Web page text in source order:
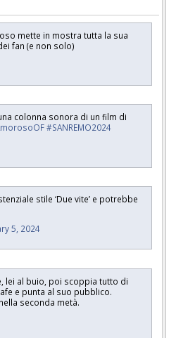
mette in mostra tutta la sua
fan (e non solo)
colonna sonora di un film di
#SANREMO2024
stile ‘Due vite’ e potrebbe
5, 2024
lei al buio, poi scoppia tutto di
e punta al suo pubblico.
seconda metà.